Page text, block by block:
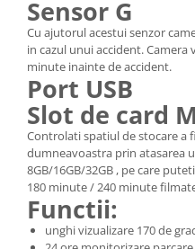
Sensor G
Cu ajutorul acestui senzor
in cazul unui accident. Camera
minute inainte de accident.
Port USB
Slot de card
Controlati spatiul de stocare a
dumneavoastra prin atasarea
8GB/16GB/32GB , pe care
180 minute / 240 minute
Functii:
unghi vizualizare 170 de